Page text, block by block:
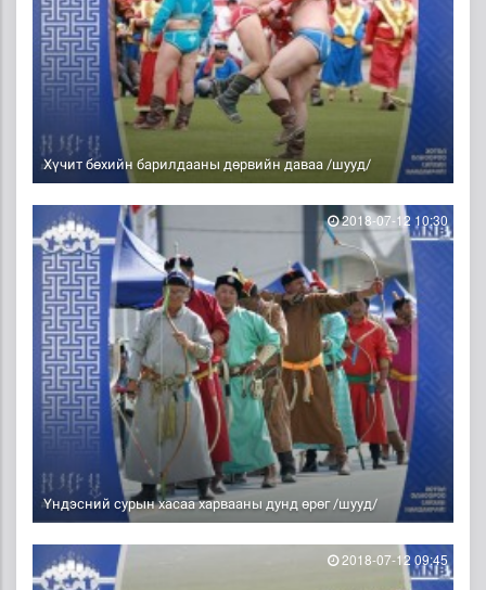
Хүчит бөхийн барилдааны дөрвийн даваа /шууд/
Үндэсний сурын хасаа харвааны дунд өрөг /шууд/
2018-07-12 10:30
2018-07-12 09:45